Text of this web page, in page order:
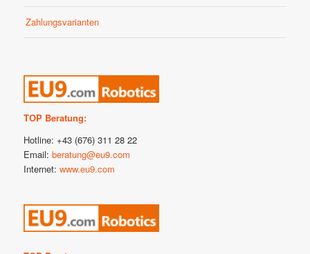
Zahlungsvarianten
TOP Beratung:
Hotline: +43 (676) 311 28 22
Email: beratung@eu9.com
Internet: www.eu9.com